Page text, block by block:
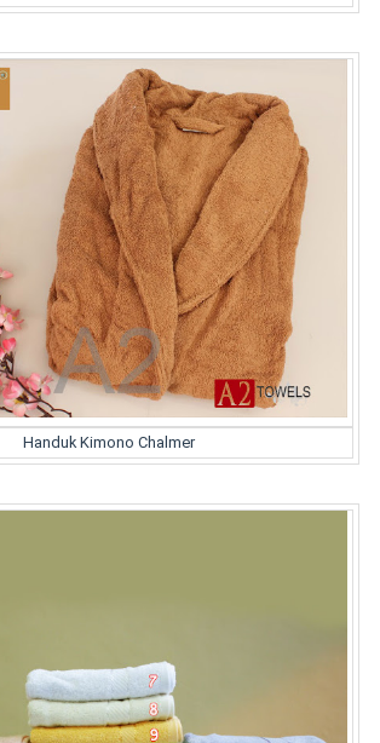
Handuk Kimono Chalmer